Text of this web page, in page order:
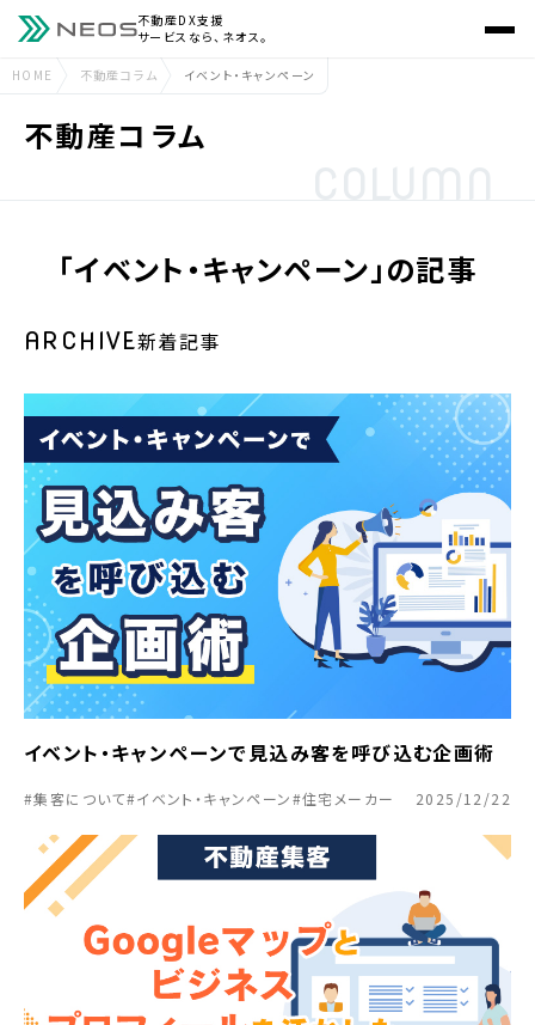
不動産DX支援
サービスなら、ネオス。
HOME 不動産コラム イベント・キャンペーン
不動産コラム
「イベント・キャンペーン」の記事
ARCHIVE新着記事
イベント・キャンペーンで見込み客を呼び込む企画術
#集客について#イベント・キャンペーン#住宅メーカー 2025/12/22